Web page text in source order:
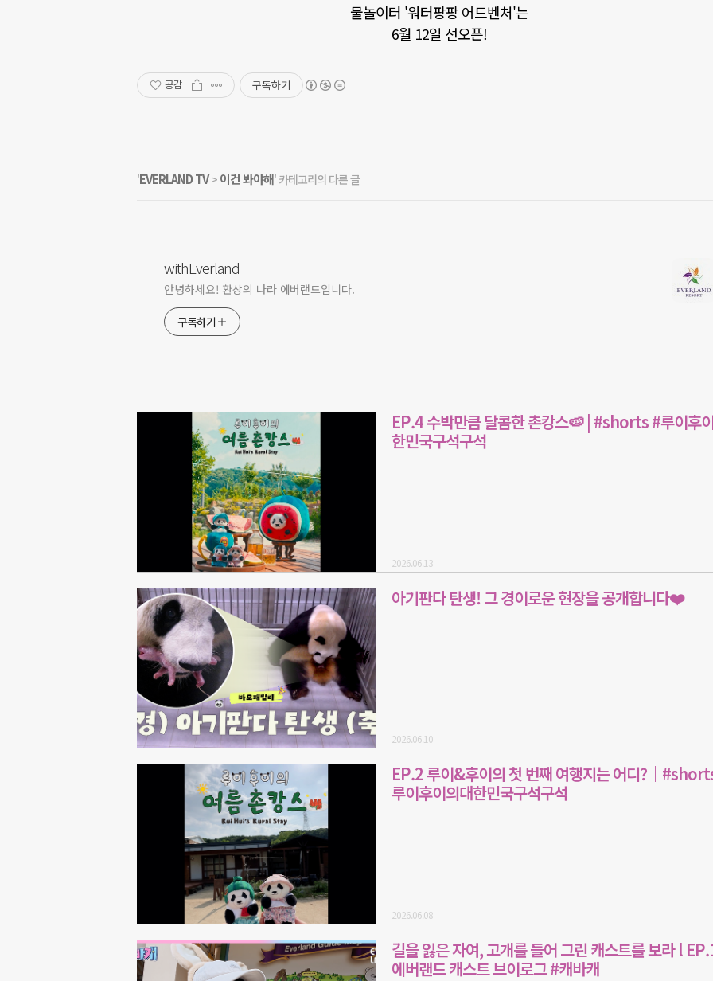
물놀이터 '워터팡팡 어드벤처'는
6월 12일 선오픈!
공감 구독하기
'EVERLAND TV> 이건 봐야해' 카테고리의 다른 글
withEverland
안녕하세요! 환상의 나라 에버랜드입니다.
구독하기
EP.4 수박만큼 달콤한 촌캉스🍉 | #shorts #루이후
한민국구석구석
2026.06.13
아기판다 탄생! 그 경이로운 현장을 공개합니다❤️
2026.06.10
EP.2 루이&후이의 첫 번째 여행지는 어디?｜
루이후이의대한민국구석구석
2026.06.08
길을 잃은 자여, 고개를 들어 그린 캐스트를 보라 l
에버랜드 캐스트 브이로그 #캐바캐